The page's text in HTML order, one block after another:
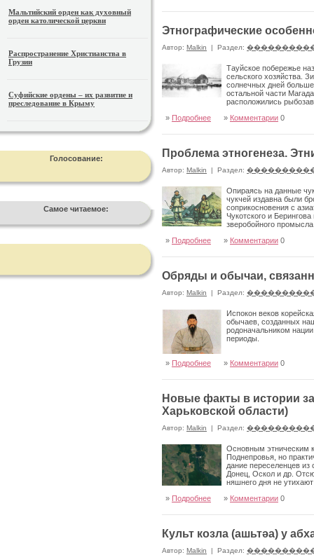
Мальтийский орден как духовный
орден католической церкви
Распространение Христианства в
Грузии
Суфийские ордены – их развитие и
преследование в Крыму
Голосование:
Самое читаемое:
Этнографические
Автор: Malkin | Раздел:
Тауйское побережье
сель­ского хозяйства.
солнечных дней
остальной части
расположились
» Подробнее » Комментарии 0
Проблема этногенеза.
Автор: Malkin | Раздел:
Опираясь на данные
чукчей издавна были
соприкосновения с
Чукотского и
зверобойного
» Подробнее » Комментарии 0
Обряды и обычаи,
Автор: Malkin | Раздел:
Испокон веков
обычаев, созданных
родоначальником
периоды.
» Подробнее » Комментарии 0
Новые факты в истории
Харьковской области)
Автор: Malkin | Раздел:
Основным этническим
Поднепровья, но
дание переселенцев
Донец, Оскол и др.
няшнего дня не
» Подробнее » Комментарии 0
Культ козла (ашьтǝа) у
Автор: Malkin | Раздел: